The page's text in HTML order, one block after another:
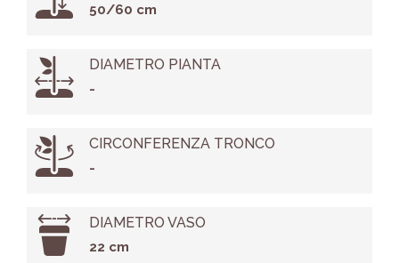
50/60 cm
DIAMETRO PIANTA
-
CIRCONFERENZA TRONCO
-
DIAMETRO VASO
22 cm